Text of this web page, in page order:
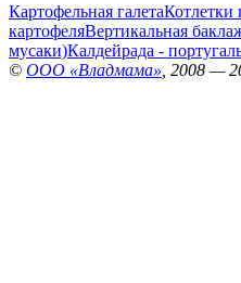
Картофельная галетаКотлетки
картофеляВертикальная
мусаки)Калдейрада -
© ООО «Владмама» , 2008 —